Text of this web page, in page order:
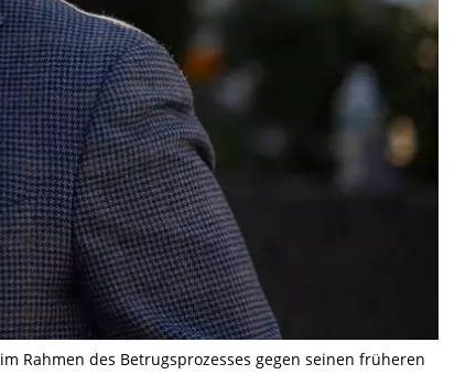
Rahmen des Betrugsprozesses gegen seinen früheren